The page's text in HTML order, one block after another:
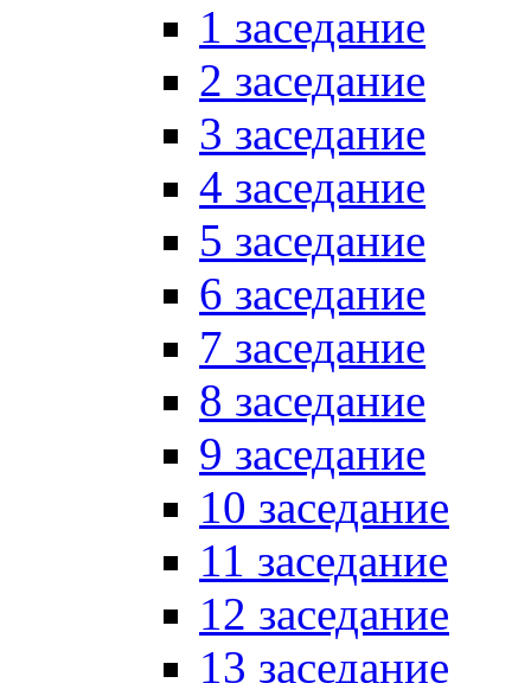
1 заседание
2 заседание
3 заседание
4 заседание
5 заседание
6 заседание
7 заседание
8 заседание
9 заседание
10 заседание
11 заседание
12 заседание
13 заседание